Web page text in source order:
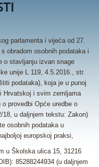
parlamenta i vijeća od 27.
obradom osobnih podataka i
o stavljanju izvan snage
unije L 119, 4.5.2016., str.
podataka), koja je u punoj
Hrvatskoj i svim zemljama
provedbi Opće uredbe o
18, u daljnjem tekstu: Zakon)
osobnih podataka u
europskoj praksi,
u Školska ulica 15, 31216
85288244934 (u daljnjem